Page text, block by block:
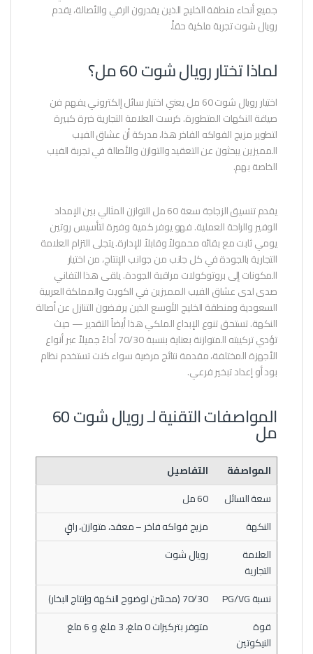
جميع أنحاء منطقة الخليج الذين يقدرون الرقي والأصالة، يقدم
رويال شوت تجربة ملكية حقاً.
لماذا تختار رويال شوت 60 مل؟
اختيار رويال شوت 60 مل يعني اختيار سائل إلكتروني يفهم فن
صياغة النكهات المتطورة. كرست العلامة التجارية خبرة كبيرة
لتطوير مزيج الفواكه الفاخر هذا، مدركة أن عشاق الفيب
المميزين يبحثون عن التعقيد والتوازن والأصالة في تجربة الفيب
الخاصة بهم.
يقدم تنسيق الزجاجة سعة 60 مل التوازن المثالي بين الإمداد
الوفير والراحة العملية. فهو يوفر كمية وفيرة لتأسيس روتين
يومي ثابت مع بقائه محمولاً وقابلاً للإدارة. يتجلى التزام العلامة
التجارية بالجودة في كل جانب من جوانب الإنتاج، من اختيار
المكونات إلى بروتوكولات مراقبة الجودة. يلقى هذا التفاني
صدى لدى عشاق الفيب المميزين في الكويت والمملكة العربية
السعودية ومنطقة الخليج الأوسع الذين يرفضون التنازل عن أصالة
النكهة. تستحق تنوع الإبداع الملكي هذا أيضاً التقدير — حيث
تؤدي تركيبته المتوازنة بعناية بنسبة 70/30 أداءً جميلاً عبر أنواع
الأجهزة المختلفة، مقدمة نتائج مرضية سواء كنت تستخدم نظام
بود أو إعداد تبخير فرعي.
المواصفات التقنية لـ رويال شوت 60
مل
المواصفة
التفاصيل
سعة السائل
60 مل
النكهة
مزيج فواكه فاخر – معقد، متوازن، راقٍ
العلامة
التجارية
رويال شوت
نسبة PG/VG
70/30 (محسّن لوضوح النكهة وإنتاج البخار)
قوة
النيكوتين
متوفر بتركيزات 0 ملغ، 3 ملغ، و 6 ملغ